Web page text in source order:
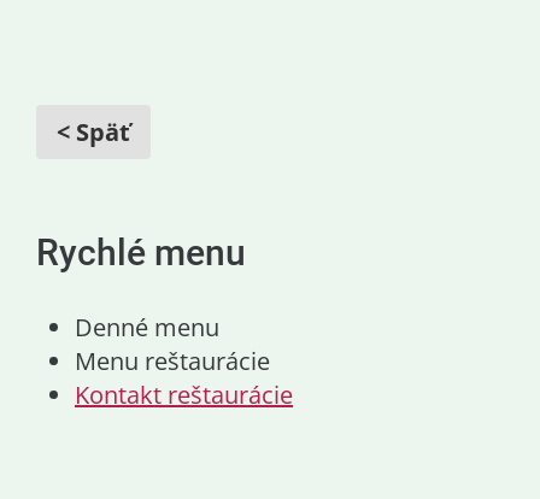
< Späť
Rychlé menu
Denné menu
Menu reštaurácie
Kontakt reštaurácie